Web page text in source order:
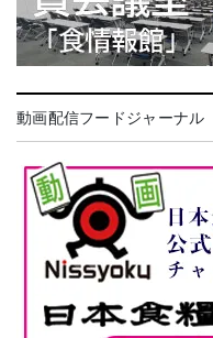
動画配信フードジャーナル